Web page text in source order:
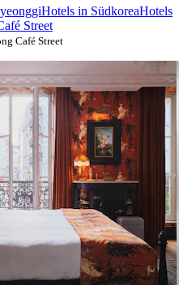
Hotels in SüdkoreaHotels
Street
Café Street